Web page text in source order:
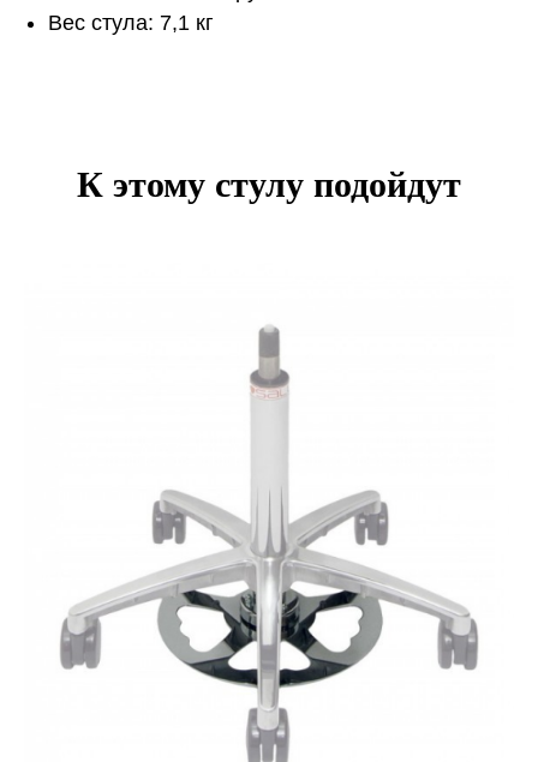
Вес стула: 7,1 кг
К этому стулу подойдут